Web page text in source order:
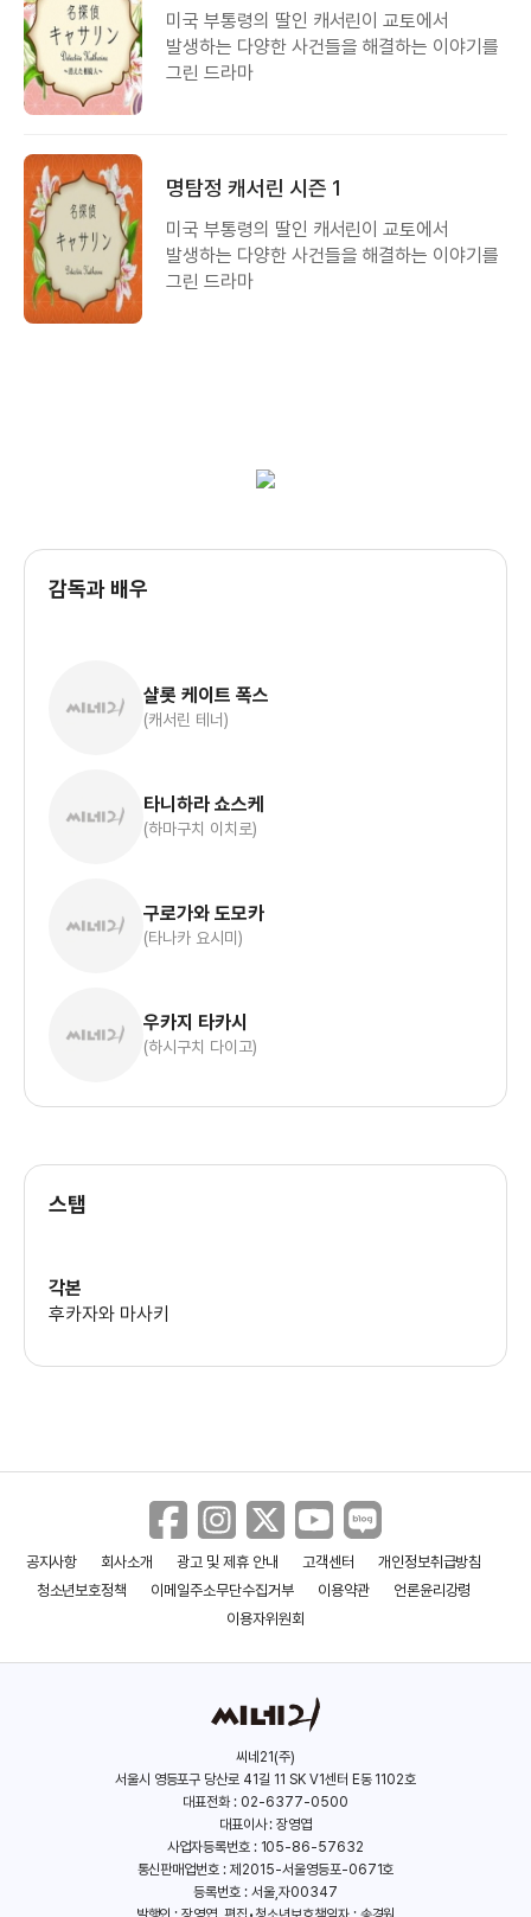
미국 부통령의 딸인 캐서린이 교토에서
발생하는 다양한 사건들을 해결하는 이야기를
그린 드라마
명탐정 캐서린 시즌 1
미국 부통령의 딸인 캐서린이 교토에서
발생하는 다양한 사건들을 해결하는 이야기를
그린 드라마
감독과 배우
샬롯 케이트 폭스
(캐서린 테너)
타니하라 쇼스케
(하마구치 이치로)
구로가와 도모카
(타나카 요시미)
우카지 타카시
(하시구치 다이고)
스탭
각본
후카자와 마사키
공지사항 회사소개 광고 및 제휴 안내 고객센터
개인정보취급방침
청소년보호정책
이메일주소무단수집거부 이용약관
언론윤리강령
이용자위원회
씨네21(주)
서울시 영등포구 당산로 41길 11 SK V1센터 E동 1102호
대표전화 : 02-6377-0500
대표이사 : 장영엽
사업자등록번호 : 105-86-57632
통신판매업번호 : 제2015-서울영등포-0671호
등록번호 : 서울,자00347